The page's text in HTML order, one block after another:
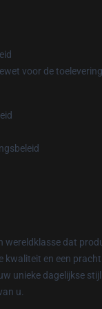
voor de
wereldklasse dat
kwaliteit en een
unieke dagelijkse
u.